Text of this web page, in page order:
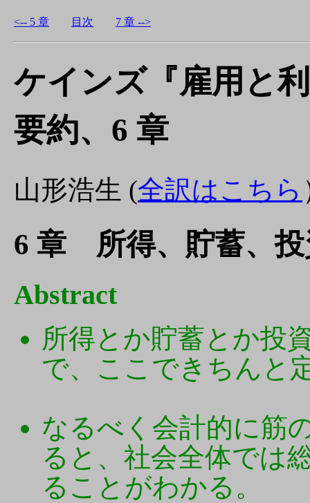
<-- 5 章 目次 7 章 -->
ケインズ『雇用と
要約、6 章
山形浩生 (全訳はこちら
6 章 所得、貯蓄、投
Abstract
所得とか貯蓄とか投
で、ここできちんと
なるべく会計的に筋
ると、社会全体では
ることがわかる。